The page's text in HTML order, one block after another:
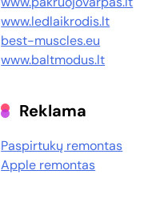
www.ledlaikrodis.lt
best-muscles.eu
www.baltmodus.lt
Reklama
Paspirtukų remontas
Apple remontas